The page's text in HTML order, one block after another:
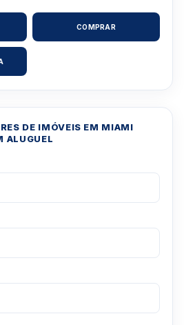
COMPRAR
DE IMÓVEIS EM MIAMI
ALUGUEL